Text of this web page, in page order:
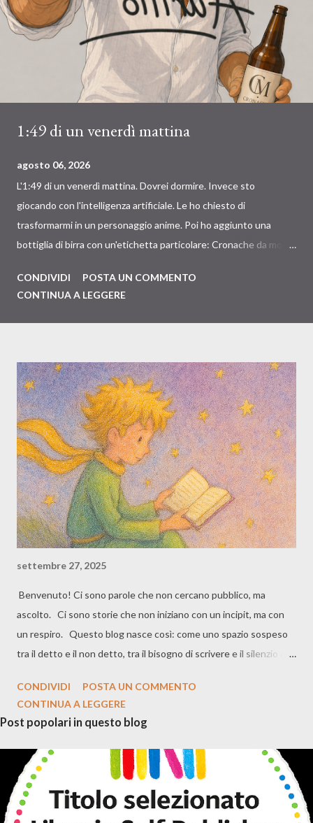
1:49 di un venerdì mattina
agosto 06, 2026
L'1:49 di un venerdì mattina. Dovrei dormire. Invece sto
giocando con l'intelligenza artificiale. Le ho chiesto di
trasformarmi in un personaggio anime. Poi ho aggiunto una
bottiglia di birra con un'etichetta particolare: Cronache da mondi
schermo, al contrario, come fanno gli sportivi quando, dopo una
fermato. Mi sono chiesto: Perché lo sto facendo? Forse perché
dove siamo oggi. Non per fingere di essere arrivati ma per
ricordarci dove stiamo andando. Quell'autografo non
rappresenta una vittoria. Rappresenta un sogno che, almeno per
qualche istante, ha smesso di sembrare soltanto un'idea. Forse è
questo il bello della notte. Quando il mondo rallenta, la fantasia
trova finalmente il coraggio di parlare. Magari domani quella
stessa immagine mi farà sorridere. Oppure mi ricorderà che o...
CONDIVIDI
POSTA UN COMMENTO
CONTINUA A LEGGERE
settembre 27, 2025
Benvenuto! Ci sono parole che non cercano pubblico, ma
ascolto. Ci sono storie che non iniziano con un incipit, ma con
un respiro. Questo blog nasce così: come uno spazio sospeso
tra il detto e il non detto, tra il bisogno di scrivere e il silenzio che
è il nome a contare. È il viaggio. Quello dello scrittore che
ma verità. Quello del lettore che si perde, e forse si ritrova. In
questi diari troverete versi, frammenti, riflessioni. A volte
saranno bozzetti, altre volte confessioni. Non prometto
coerenza, ma presenza. Non offro risposte, ma domande. Se
siete qui, forse anche voi cercate qualcosa. Una voce, un’ombra,
CONDIVIDI
POSTA UN COMMENTO
CONTINUA A LEGGERE
Post popolari in questo blog